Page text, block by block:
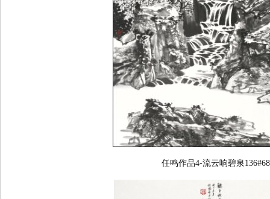
任鸣作品4-流云响碧泉136#68